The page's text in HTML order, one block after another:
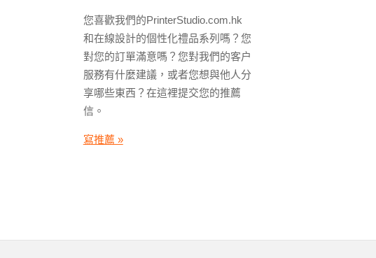
您喜歡我們的PrinterStudio.com.hk
和在線設計的個性化禮品系列嗎？您
對您的訂單滿意嗎？您對我們的客户
服務有什麼建議，或者您想與他人分
享哪些東西？在這裡提交您的推薦
信。
寫推薦 »